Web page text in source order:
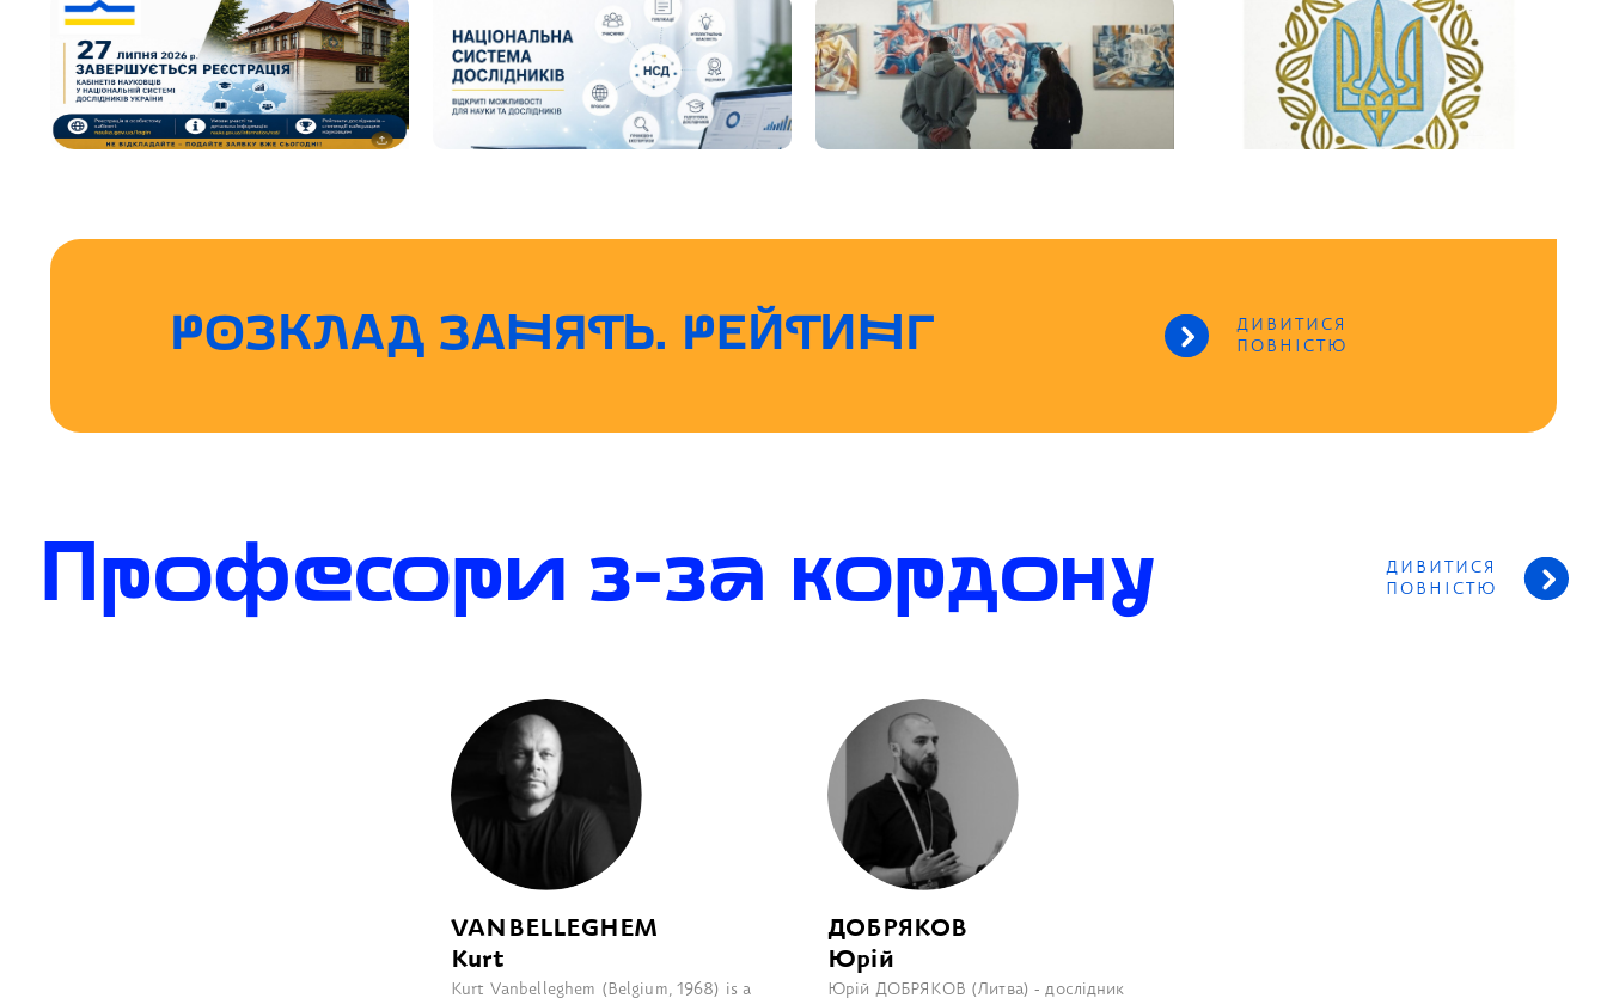
РОЗКЛАД ЗАНЯТЬ. РЕЙТИНГ
ДИВИТИСЯ
ПОВНІСТЮ
Професори з-за кордону
ДИВИТИСЯ
ПОВНІСТЮ
VANBELLEGHEM
Kurt
Kurt Vanbelleghem (Belgium, 1968) is a
ДОБРЯКОВ
Юрій
Юрій ДОБРЯКОВ (Литва) - дослідник